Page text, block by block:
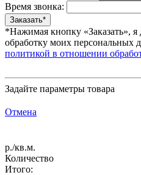
Время звонка:
*Нажимая кнопку «Заказать», я
обработку моих персональных
политикой в отношении
Задайте параметры товара
Отмена
р./кв.м.
Количество
Итого: